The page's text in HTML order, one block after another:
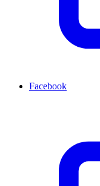
Facebook